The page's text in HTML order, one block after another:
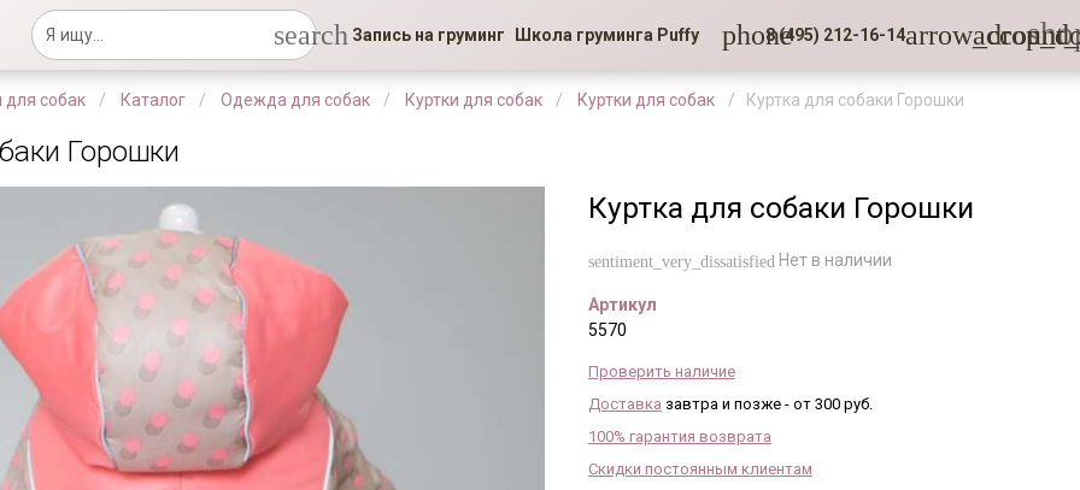
search Запись на груминг Школа груминга Puffy phone8 (495) 212-16-14
для собак Каталог Одежда для собак Куртки для собак Куртки для собак Куртка для собаки Горошки
Горошки
Куртка для собаки Горошки
sentiment_very_dissatisfied Нет в наличии
Артикул
5570
Проверить наличие
Доставка завтра и позже - от 300 руб.
100% гарантия возврата
Скидки постоянным клиентам